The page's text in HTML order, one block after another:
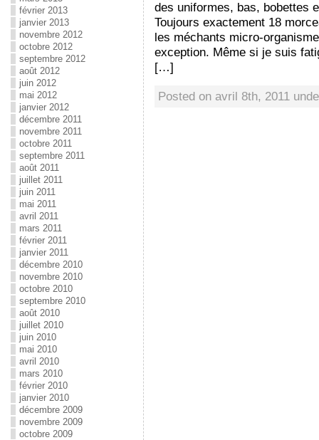
des uniformes, bas, bobettes
Toujours exactement 18
les méchants micro-
exception. Même si je suis
[…]
Posted on avril 8th, 2011
février 2013
janvier 2013
novembre 2012
octobre 2012
septembre 2012
août 2012
juin 2012
mai 2012
janvier 2012
décembre 2011
novembre 2011
octobre 2011
septembre 2011
août 2011
juillet 2011
juin 2011
mai 2011
avril 2011
mars 2011
février 2011
janvier 2011
décembre 2010
novembre 2010
octobre 2010
septembre 2010
août 2010
juillet 2010
juin 2010
mai 2010
avril 2010
mars 2010
février 2010
janvier 2010
décembre 2009
novembre 2009
octobre 2009